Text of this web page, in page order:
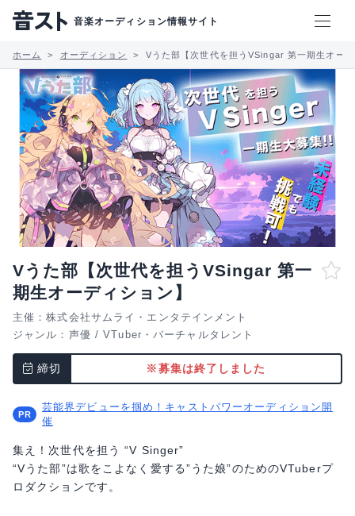
音楽オーディション情報サイト
ホーム オーディション Vうた部【次世代を担うVSingar 第一期生オー
Vうた部【次世代を担うVSingar 第一
期生オーディション】
主催：株式会社サムライ・エンタテインメント
ジャンル： 声優 /VTuber・バーチャルタレント
締切 ※募集は終了しました
芸能界デビューを掴め！キャストパワーオーディション開
催
集え！次世代を担う “V Singer”
“Vうた部”は歌をこよなく愛する”うた娘”のためのVTuberプ
ロダクションです。